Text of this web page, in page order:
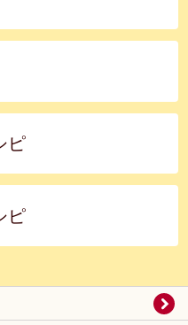
ピ
ピ